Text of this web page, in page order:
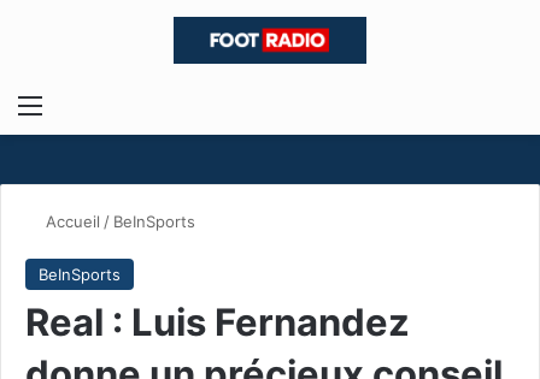
Menu
Accueil / BeInSports
BeInSports
Real : Luis Fernandez